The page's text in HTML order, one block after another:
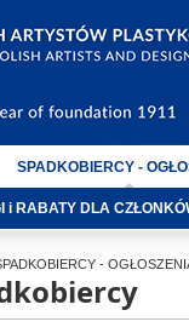
SPADKOBIERCY -
i RABATY DLA
-